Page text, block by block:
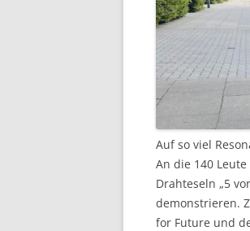
Auf so viel
An die 140
Drahteseln „5
demonstrieren.
for Future und